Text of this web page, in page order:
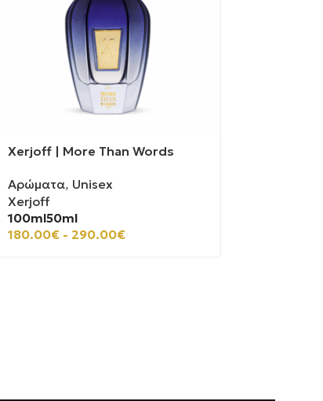
Xerjoff | More Than Words
Αρώματα, Unisex
Xerjoff
100ml50ml
180.00€ - 290.00€